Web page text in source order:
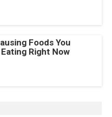
Foods You
Right Now